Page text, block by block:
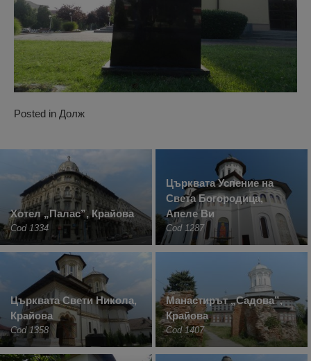
Posted in Долж
Хотел „Палас”, Крайова
Cod 1334
Църквата Успение на
Света Богородица,
Апеле Ви
Cod 1287
Църквата Свети Никола,
Крайова
Cod 1358
Манастирът „Садова”,
Крайова
Cod 1407